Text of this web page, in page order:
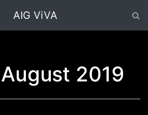
AIG ViVA
August 2019